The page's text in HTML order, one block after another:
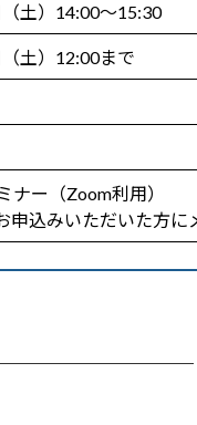
土）14:00～15:30
土）12:00まで
ナー（Zoom利用）
申込みいただいた方に